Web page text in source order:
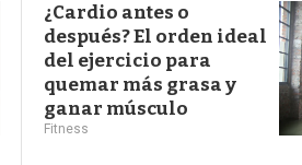
¿Cardio antes o
después? El orden ideal
del ejercicio para
quemar más grasa y
ganar músculo
Fitness